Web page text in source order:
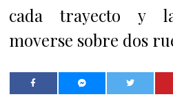
cada trayecto y
moverse sobre dos